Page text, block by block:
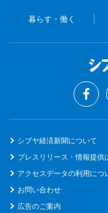
暮らす・働く
シブヤ経済新聞について
プレスリリース・情報提供
アクセスデータの利用につ
お問い合わせ
広告のご案内